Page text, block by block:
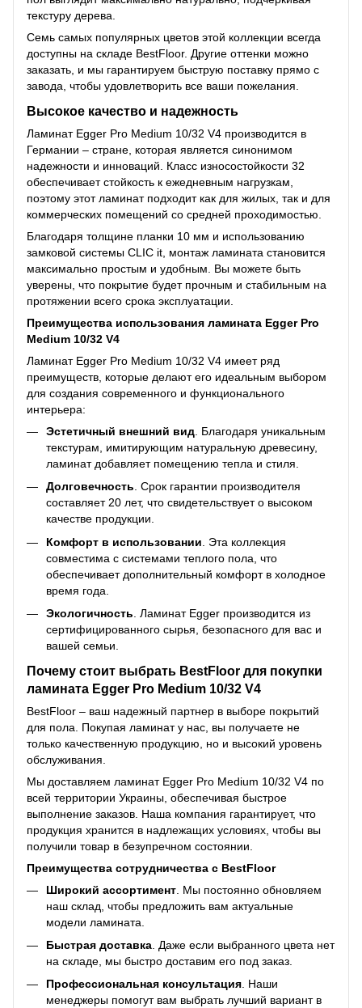
текстуру дерева.
Семь самых популярных цветов этой коллекции всегда
доступны на складе BestFloor. Другие оттенки можно
заказать, и мы гарантируем быструю поставку прямо с
завода, чтобы удовлетворить все ваши пожелания.
Высокое качество и надежность
Ламинат Egger Pro Medium 10/32 V4 производится в
Германии – стране, которая является синонимом
надежности и инноваций. Класс износостойкости 32
обеспечивает стойкость к ежедневным нагрузкам,
поэтому этот ламинат подходит как для жилых, так и для
коммерческих помещений со средней проходимостью.
Благодаря толщине планки 10 мм и использованию
замковой системы CLIC it, монтаж ламината становится
максимально простым и удобным. Вы можете быть
уверены, что покрытие будет прочным и стабильным на
протяжении всего срока эксплуатации.
Преимущества использования ламината Egger Pro
Medium 10/32 V4
Ламинат Egger Pro Medium 10/32 V4 имеет ряд
преимуществ, которые делают его идеальным выбором
для создания современного и функционального
интерьера:
Эстетичный внешний вид . Благодаря уникальным
текстурам, имитирующим натуральную древесину,
ламинат добавляет помещению тепла и стиля.
Долговечность . Срок гарантии производителя
составляет 20 лет, что свидетельствует о высоком
качестве продукции.
Комфорт в использовании . Эта коллекция
совместима с системами теплого пола, что
обеспечивает дополнительный комфорт в холодное
время года.
Экологичность . Ламинат Egger производится из
сертифицированного сырья, безопасного для вас и
вашей семьи.
Почему стоит выбрать BestFloor для покупки
ламината Egger Pro Medium 10/32 V4
BestFloor – ваш надежный партнер в выборе покрытий
для пола. Покупая ламинат у нас, вы получаете не
только качественную продукцию, но и высокий уровень
обслуживания.
Мы доставляем ламинат Egger Pro Medium 10/32 V4 по
всей территории Украины, обеспечивая быстрое
выполнение заказов. Наша компания гарантирует, что
продукция хранится в надлежащих условиях, чтобы вы
получили товар в безупречном состоянии.
Преимущества сотрудничества с BestFloor
Широкий ассортимент . Мы постоянно обновляем
наш склад, чтобы предложить вам актуальные
модели ламината.
Быстрая доставка . Даже если выбранного цвета нет
на складе, мы быстро доставим его под заказ.
Профессиональная консультация. Наши
менеджеры помогут вам выбрать лучший вариант в